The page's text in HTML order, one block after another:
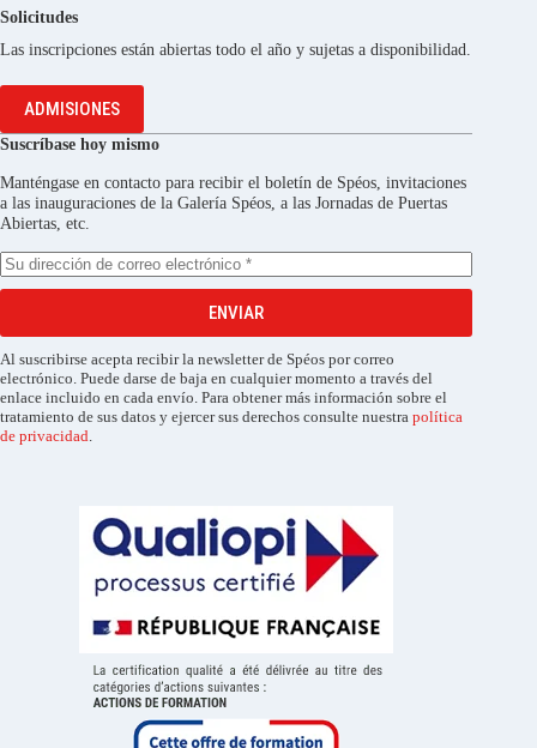
Solicitudes
Las inscripciones están abiertas todo el año y sujetas a disponibilidad.
ADMISIONES
Suscríbase hoy mismo
Manténgase en contacto para recibir el boletín de Spéos, invitaciones
a las inauguraciones de la Galería Spéos, a las Jornadas de Puertas
Abiertas, etc.
ENVIAR
Al suscribirse acepta recibir la newsletter de Spéos por correo
electrónico. Puede darse de baja en cualquier momento a través del
enlace incluido en cada envío. Para obtener más información sobre el
tratamiento de sus datos y ejercer sus derechos consulte nuestra política
de privacidad.